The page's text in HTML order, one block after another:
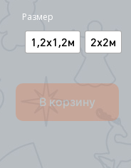
Размер
1,2х1,2м 2х2м
В корзину